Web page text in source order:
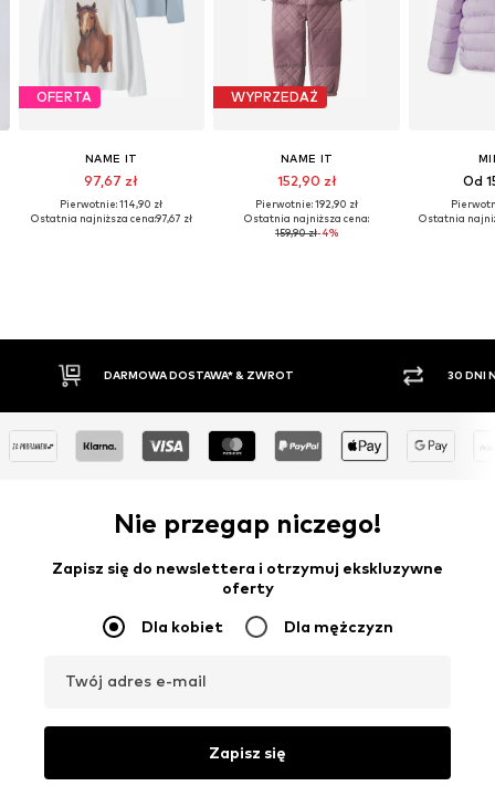
OFERTA
NAME IT
97,67 zł
Pierwotnie: 114,90 zł
Ostatnia najniższa cena:97,67 zł
WYPRZEDAŻ
NAME IT
152,90 zł
Pierwotnie: 192,90 zł
Ostatnia najniższa cena:
159,90 zł-4%
Od
Ostatnia
30 DNI NA ZWROT TOWARU
Nie przegap niczego!
Zapisz się do newslettera i otrzymuj ekskluzywne
oferty
Dla kobiet Dla mężczyzn
Twój adres e-mail
Zapisz się